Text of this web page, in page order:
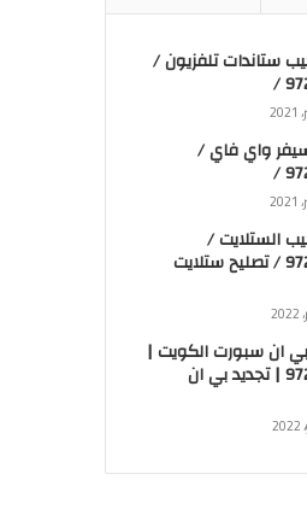
ستاندات تلفزيون /
واي فاي /
الستلايت /
97242487 / تصليح ستلايت
ان سبورت الكويت |
97242487 | تجديد بي ان